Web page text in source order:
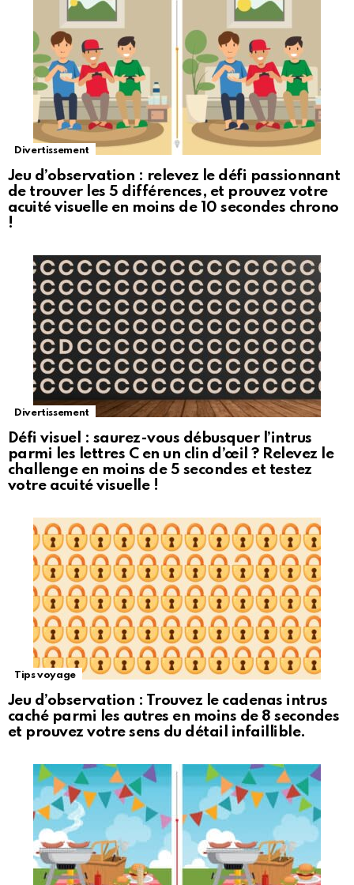
Divertissement
Jeu d’observation : relevez le défi passionnant
de trouver les 5 différences, et prouvez votre
acuité visuelle en moins de 10 secondes chrono
!
Divertissement
Défi visuel : saurez-vous débusquer l’intrus
parmi les lettres C en un clin d’œil ? Relevez le
challenge en moins de 5 secondes et testez
votre acuité visuelle !
Tips voyage
Jeu d’observation : Trouvez le cadenas intrus
caché parmi les autres en moins de 8 secondes
et prouvez votre sens du détail infaillible.